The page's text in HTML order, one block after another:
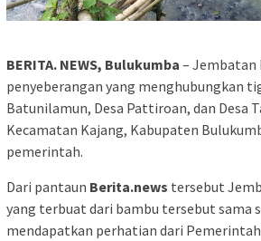
BERITA. NEWS, Bulukumba – Jembatan
penyeberangan yang menghubungkan
Batunilamun, Desa Pattiroan, dan Desa
Kecamatan Kajang, Kabupaten
pemerintah.
Dari pantaun Berita.news tersebut
yang terbuat dari bambu tersebut sama
mendapatkan perhatian dari